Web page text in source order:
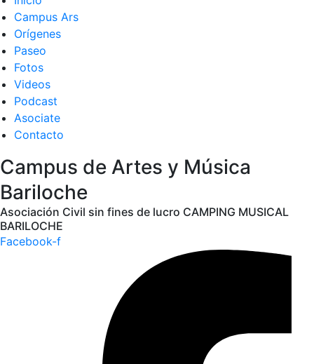
Campus Ars
Orígenes
Paseo
Fotos
Videos
Podcast
Asociate
Contacto
Campus de Artes y Música
Bariloche
Asociación Civil sin fines de lucro CAMPING MUSICAL
BARILOCHE
Facebook-f